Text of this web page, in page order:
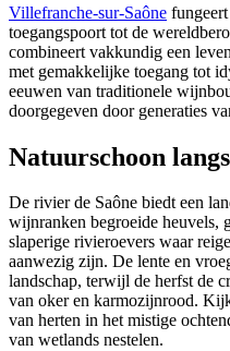
Villefranche-sur-Saône
toegangspoort tot de
combineert vakkundig een
met gemakkelijke toegang tot
eeuwen van traditionele
doorgegeven door generaties
Natuurschoon
De rivier de Saône biedt een
wijnranken begroeide heuvels,
slaperige rivieroevers waar
aanwezig zijn. De lente en
landschap, terwijl de herfst de
van oker en karmozijnrood.
van herten in het mistige
van wetlands nestelen.